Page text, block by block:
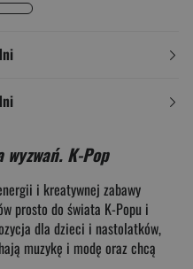
wyzwań. K-Pop
i kreatywnej zabawy
prosto do świata K-Popu i
dla dzieci i nastolatków,
muzykę i modę oraz chcą